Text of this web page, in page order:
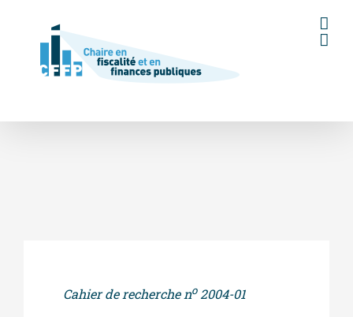
Cahier de recherche no2004-01